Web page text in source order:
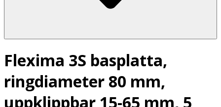
Flexima 3S basplatta,
ringdiameter 80 mm,
uppklippbar 15-65 mm, 5